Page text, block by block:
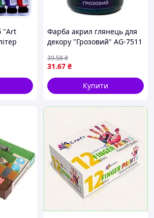
"Art
Фарба акрил глянець для
декору "Грозовий" AG-7511
31.67 ₴
39.58₴
Купити